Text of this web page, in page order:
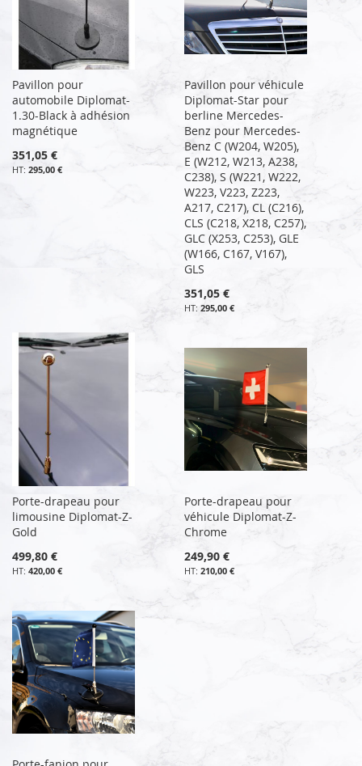
Pavillon pour
automobile Diplomat-
1.30-Black à adhésion
magnétique
351,05 €
295,00 €
Pavillon pour véhicule
Diplomat-Star pour
berline Mercedes-
Benz pour Mercedes-
Benz C (W204, W205),
E (W212, W213, A238,
C238), S (W221, W222,
W223, V223, Z223,
A217, C217), CL (C216),
CLS (C218, X218, C257),
GLC (X253, C253), GLE
(W166, C167, V167),
GLS
351,05 €
295,00 €
Porte-drapeau pour
limousine Diplomat-Z-
Gold
499,80 €
420,00 €
Porte-drapeau pour
véhicule Diplomat-Z-
Chrome
249,90 €
210,00 €